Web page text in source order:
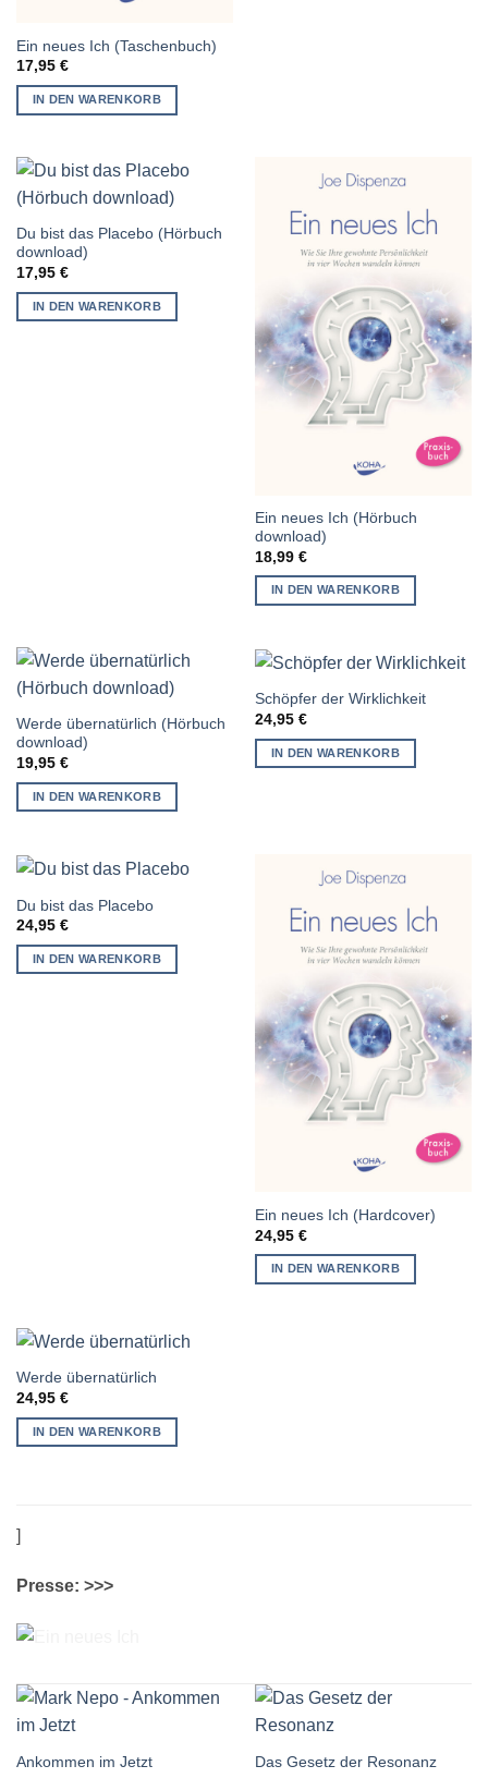
Ein neues Ich (Taschenbuch)
17,95 €
IN DEN WARENKORB
Du bist das Placebo (Hörbuch
download)
17,95 €
IN DEN WARENKORB
Ein neues Ich (Hörbuch
download)
18,99 €
IN DEN WARENKORB
Werde übernatürlich (Hörbuch
download)
19,95 €
IN DEN WARENKORB
Schöpfer der Wirklichkeit
24,95 €
IN DEN WARENKORB
Du bist das Placebo
24,95 €
IN DEN WARENKORB
Ein neues Ich (Hardcover)
24,95 €
IN DEN WARENKORB
Werde übernatürlich
24,95 €
IN DEN WARENKORB
Presse: >>>
Ankommen im Jetzt
Das Gesetz der Resonanz